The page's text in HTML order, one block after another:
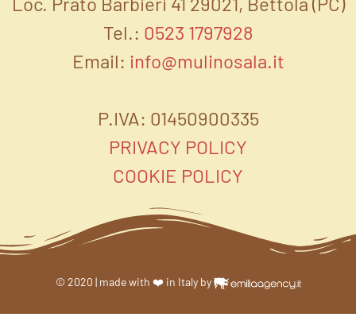
Tel.: 0523 1797928
Email: info@mulinosala.it
P.IVA: 01450900335
PRIVACY POLICY
COOKIE POLICY
© 2020 | made with ❤️ in Italy by